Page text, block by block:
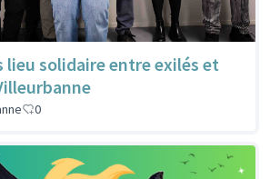
lieu solidaire entre exilés et
0